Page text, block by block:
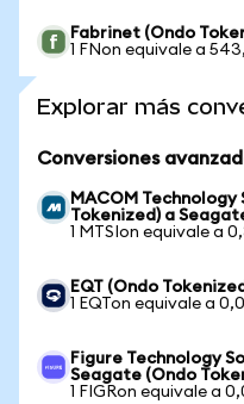
Fabrinet (Ondo
1 FNon equivale a
Explorar más
Conversiones
MACOM
Tokenized) a
1 MTSIon equivale a
EQT (Ondo
1 EQTon equivale a
Figure Technology
Seagate (Ondo
1 FIGRon equivale a